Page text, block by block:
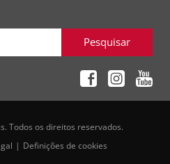
Pesquisar
Todos os direitos reservados.
Definições de cookies